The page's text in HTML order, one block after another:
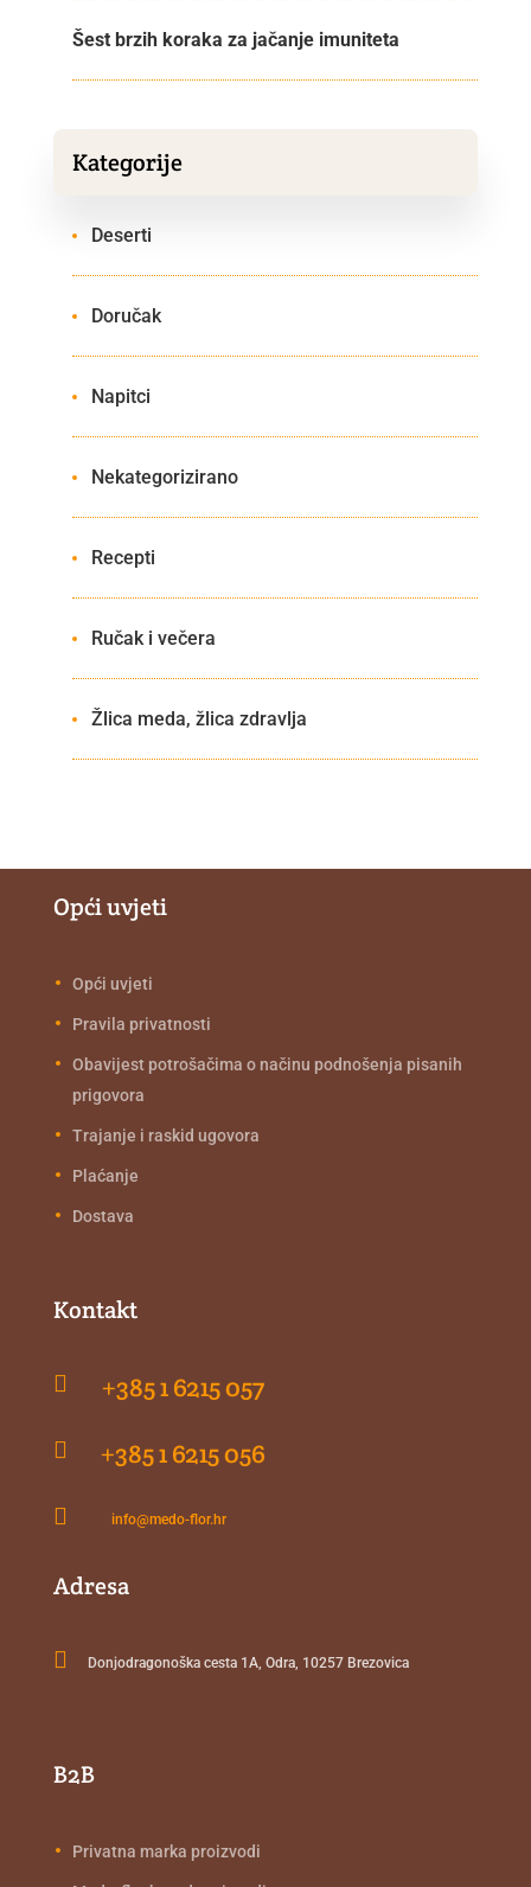
Šest brzih koraka za jačanje imuniteta
Kategorije
Deserti
Doručak
Napitci
Nekategorizirano
Recepti
Ručak i večera
Žlica meda, žlica zdravlja
Opći uvjeti
Opći uvjeti
Pravila privatnosti
Obavijest potrošačima o načinu podnošenja pisanih
prigovora
Trajanje i raskid ugovora
Plaćanje
Dostava
Kontakt
 +385 1 6215 057
 +385 1 6215 056
 info@medo-flor.hr
Adresa
 Donjodragonoška cesta 1A, Odra, 10257 Brezovica
B2B
Privatna marka proizvodi